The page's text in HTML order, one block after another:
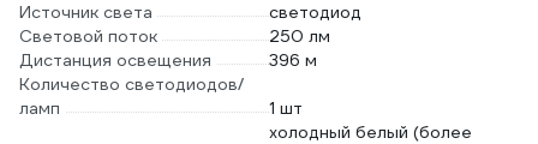
Источник света
светодиод
Световой поток
250 лм
Дистанция освещения
396 м
Количество светодиодов/
ламп
1 шт
холодный белый (более